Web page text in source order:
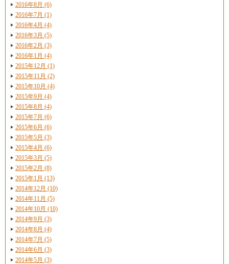
2016年8月 (6)
2016年7月 (1)
2016年4月 (4)
2016年3月 (5)
2016年2月 (3)
2016年1月 (4)
2015年12月 (1)
2015年11月 (2)
2015年10月 (4)
2015年9月 (4)
2015年8月 (4)
2015年7月 (6)
2015年6月 (6)
2015年5月 (3)
2015年4月 (6)
2015年3月 (5)
2015年2月 (8)
2015年1月 (13)
2014年12月 (10)
2014年11月 (5)
2014年10月 (10)
2014年9月 (3)
2014年8月 (4)
2014年7月 (5)
2014年6月 (3)
2014年5月 (3)